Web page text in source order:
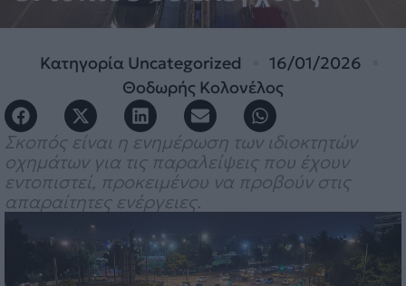
Κατηγορία Uncategorized
16/01/2026
Θοδωρής Κολονέλος
Σκοπός είναι η ενημέρωση των ιδιοκτητών
οχημάτων για τις παραλείψεις που έχουν
εντοπιστεί, προκειμένου να προβούν στις
απαραίτητες ενέργειες.